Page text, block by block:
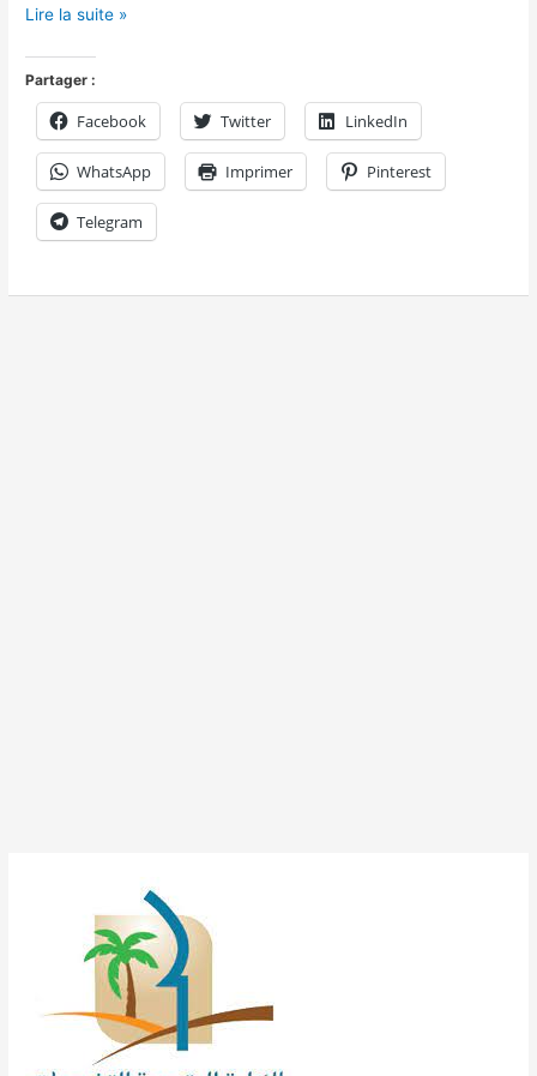
Lire la suite »
Partager :
Facebook Twitter LinkedIn
WhatsApp Imprimer Pinterest
Telegram